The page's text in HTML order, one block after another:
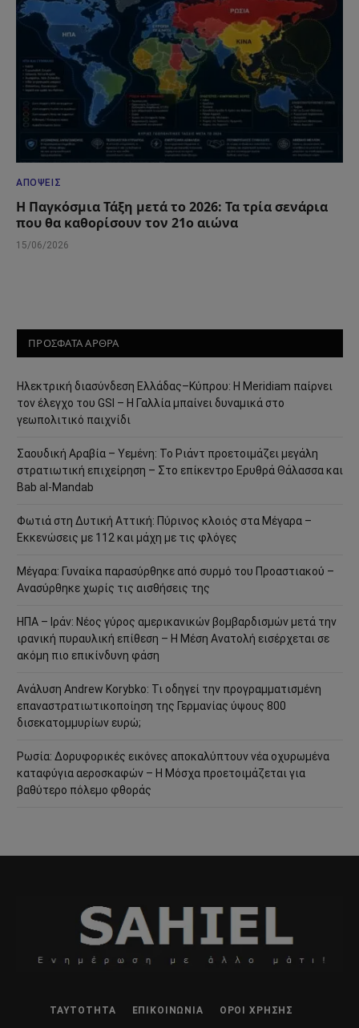
ΑΠΌΨΕΙΣ
Η Παγκόσμια Τάξη μετά το 2026: Τα τρία σενάρια
που θα καθορίσουν τον 21ο αιώνα
15/06/2026
ΠΡΟΣΦΑΤΑ ΑΡΘΡΑ
Ηλεκτρική διασύνδεση Ελλάδας–Κύπρου: Η Meridiam παίρνει
τον έλεγχο του GSI – Η Γαλλία μπαίνει δυναμικά στο
γεωπολιτικό παιχνίδι
Σαουδική Αραβία – Υεμένη: Το Ριάντ προετοιμάζει μεγάλη
στρατιωτική επιχείρηση – Στο επίκεντρο Ερυθρά Θάλασσα και
Bab al-Mandab
Φωτιά στη Δυτική Αττική: Πύρινος κλοιός στα Μέγαρα –
Εκκενώσεις με 112 και μάχη με τις φλόγες
Μέγαρα: Γυναίκα παρασύρθηκε από συρμό του Προαστιακού –
Ανασύρθηκε χωρίς τις αισθήσεις της
ΗΠΑ – Ιράν: Νέος γύρος αμερικανικών βομβαρδισμών μετά την
ιρανική πυραυλική επίθεση – Η Μέση Ανατολή εισέρχεται σε
ακόμη πιο επικίνδυνη φάση
Ανάλυση Andrew Korybko: Τι οδηγεί την προγραμματισμένη
επαναστρατιωτικοποίηση της Γερμανίας ύψους 800
δισεκατομμυρίων ευρώ;
Ρωσία: Δορυφορικές εικόνες αποκαλύπτουν νέα οχυρωμένα
καταφύγια αεροσκαφών – Η Μόσχα προετοιμάζεται για
βαθύτερο πόλεμο φθοράς
ΤΑΥΤΌΤΗΤΑ ΕΠΙΚΟΙΝΩΝΊΑ ΌΡΟΙ ΧΡΉΣΗΣ